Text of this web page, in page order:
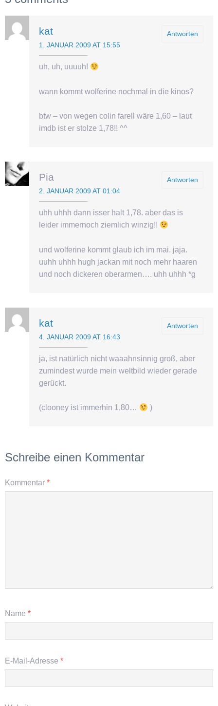
Antworten
kat
1. JANUAR 2009 AT 15:55
uh, uh, uuuuh!
wann kommt wolferine nochmal in die kinos?
btw – von wegen colin farell wäre 1,60 – laut
imdb ist er stolze 1,78!! ^^
Antworten
Pia
2. JANUAR 2009 AT 01:04
uhh uhhh dann isser halt 1,78. aber das is
leider immernoch ziemlich winzig!!
und wolferine kommt glaub ich im mai. jaja.
uuhh uhhh hugh jackan mit noch mehr haaren
und noch dickeren oberarmen…. uhh uhhh *g
Antworten
kat
4. JANUAR 2009 AT 16:43
ja, ist natürlich nicht waaahnsinnig groß, aber
zumindest wurde mein weltbild wieder gerade
gerückt.
(clooney ist immerhin 1,80… )
Schreibe einen Kommentar
Kommentar *
Name *
E-Mail-Adresse *